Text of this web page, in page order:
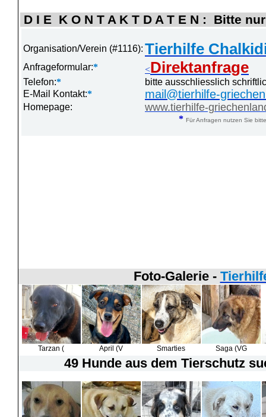
D I E K O N T A K T D A T E N : Bitte
Organisation/Verein (#1116): Tierhilfe
Anfrageformular:* <Direktanfrage
Telefon:*
bitte ausschliesslich
E-Mail Kontakt:* mail@tierhilfe-
Homepage: www.tierhilfe-
* Für Anfragen nutzen Sie
Foto-Galerie -
Tarzan ( April (V Smarties Saga (VG
49 Hunde aus dem Tierschutz